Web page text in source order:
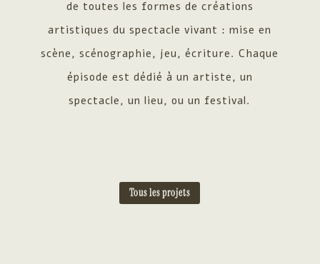
de toutes les formes de créations
artistiques du spectacle vivant : mise en
scène, scénographie, jeu, écriture. Chaque
épisode est dédié à un artiste, un
spectacle, un lieu, ou un festival.
Tous les projets